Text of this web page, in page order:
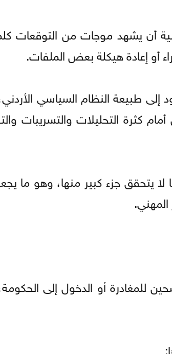
أن يشهد موجات من التوقعات
أو إعادة هيكلة بعض الملفات.
طبيعة النظام السياسي
كثرة التحليلات والتسريبات
يتحقق جزء كبير منها، وهو ما
المهني.
للمغادرة أو الدخول إلى